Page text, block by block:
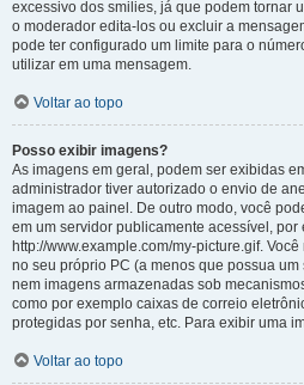
excessivo dos smilies, já que podem tornar
o moderador edita-los ou excluir a
pode ter configurado um limite para o
utilizar em uma mensagem.
Voltar ao topo
Posso exibir imagens?
As imagens em geral, podem ser exibidas
administrador tiver autorizado o envio de
imagem ao painel. De outro modo, você
em um servidor publicamente acessível, por
http://www.example.com/my-picture.gif.
no seu próprio PC (a menos que possua
nem imagens armazenadas sob
como por exemplo caixas de correio
protegidas por senha, etc. Para exibir uma
Voltar ao topo